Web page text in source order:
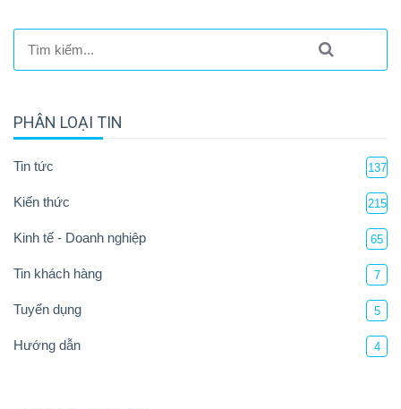
PHÂN LOẠI TIN
Tin tức 137
Kiến thức 215
Kinh tế - Doanh nghiệp 65
Tin khách hàng 7
Tuyển dụng 5
Hướng dẫn 4